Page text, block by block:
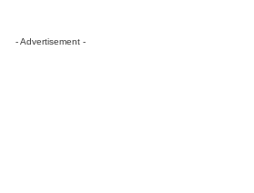
- Advertisement -